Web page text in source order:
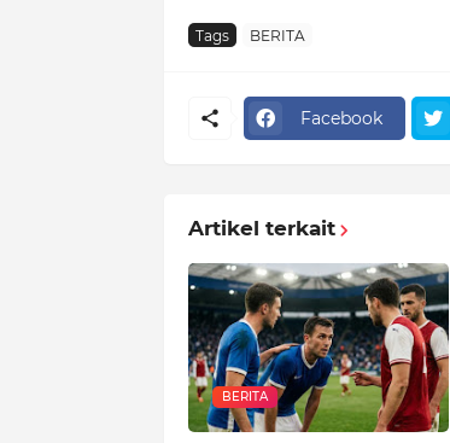
Tags BERITA
Facebook
Artikel terkait
BERITA